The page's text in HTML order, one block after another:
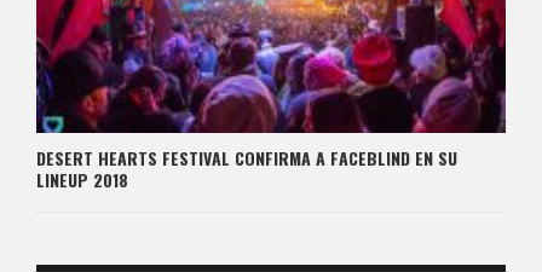
DESERT HEARTS FESTIVAL CONFIRMA A FACEBLIND EN SU
LINEUP 2018